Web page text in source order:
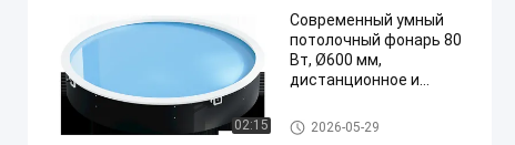
управление, имитация
полного дневного света
2700-6500K
02:15
Современный умный
потолочный фонарь 80
Вт, Ø600 мм,
дистанционное и
совместимый с Zigbee,
CE/UKCA/RCM
Панель искусственного солн
ечного света
2026-05-29